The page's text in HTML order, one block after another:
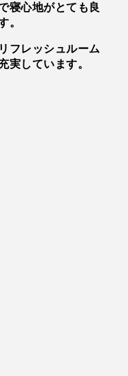
寝心地がとても良
。
フレッシュルーム
実しています。